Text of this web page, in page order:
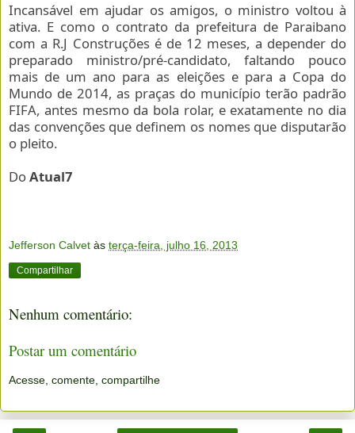
Incansável em ajudar os amigos, o ministro voltou à
ativa. E como o contrato da prefeitura de Paraibano
com a R.J Construções é de 12 meses, a depender do
preparado ministro/pré-candidato, faltando pouco
mais de um ano para as eleições e para a Copa do
Mundo de 2014, as praças do município terão padrão
FIFA, antes mesmo da bola rolar, e exatamente no dia
das convenções que definem os nomes que disputarão
o pleito.
DoAtual7
Jefferson Calvet às terça-feira, julho 16, 2013
Compartilhar
Nenhum comentário:
Postar um comentário
Acesse, comente, compartilhe